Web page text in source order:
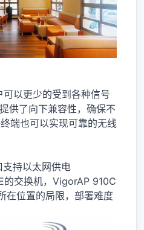
以更少的受到各种信号
供了向下兼容性，确保不
端也可以实现可靠的无线
持以太网供电
的交换机，VigorAP 910C
在位置的局限，部署难度